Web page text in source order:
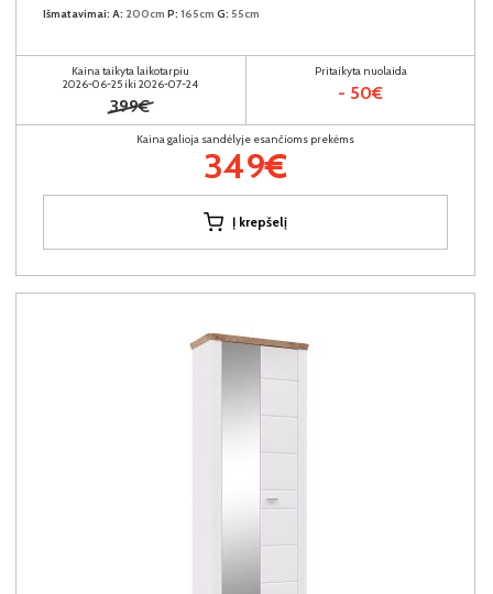
Išmatavimai: A: 200cm P: 165cm G: 55cm
Kaina taikyta laikotarpiu
2026-06-25 iki 2026-07-24
399€
Pritaikyta nuolaida
- 50€
Kaina galioja sandėlyje esančioms prekėms
349€
Į krepšelį